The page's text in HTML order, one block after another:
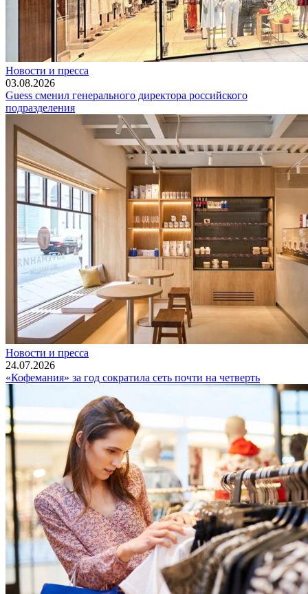
Новости и пресса
03.08.2026
Guess сменил генерального директора российского
подразделения
Новости и пресса
24.07.2026
«Кофемания» за год сократила сеть почти на четверть